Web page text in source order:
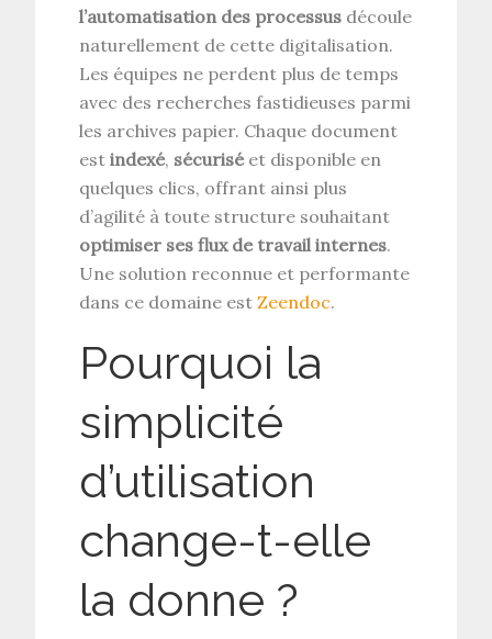
l’automatisation des processus découle
naturellement de cette digitalisation.
Les équipes ne perdent plus de temps
avec des recherches fastidieuses parmi
les archives papier. Chaque document
estindexé, sécuriséet disponible en
quelques clics, offrant ainsi plus
d’agilité à toute structure souhaitant
optimiser ses flux de travail internes.
Une solution reconnue et performante
dans ce domaine est Zeendoc.
Pourquoi la
simplicité
d’utilisation
change-t-elle
la donne ?